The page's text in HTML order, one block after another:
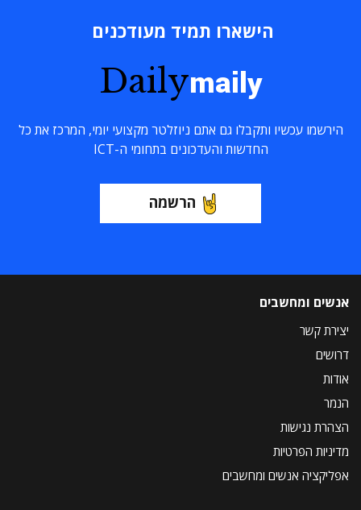
הישארו תמיד מעודכנים
Dailymaily
הירשמו עכשיו ותקבלו גם אתם ניוזלטר מקצועי יומי, המרכז את כל
החדשות והעדכונים בתחומי ה-ICT
הרשמה
אנשים ומחשבים
יצירת קשר
דרושים
אודות
הנמר
הצהרת נגישות
מדיניות הפרטיות
אפליקציה אנשים ומחשבים